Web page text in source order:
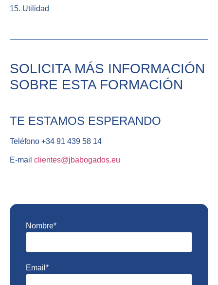
15. Utilidad
SOLICITA MÁS INFORMACIÓN
SOBRE ESTA FORMACIÓN
TE ESTAMOS ESPERANDO
Teléfono +34 91 439 58 14
E-mail clientes@jbabogados.eu
Nombre*
Email*